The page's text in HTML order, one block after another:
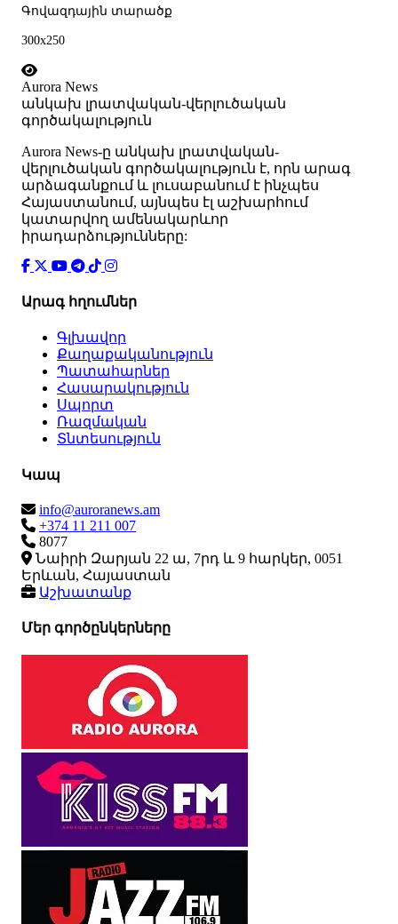
Գովազդային տարածք
300x250
Aurora News
անկախ լրատվական-վերլուծական
գործակալություն
Аurora News-ը անկախ լրատվական-
վերլուծական գործակալություն է, որն արագ
արձագանքում և լուսաբանում է ինչպես
Հայաստանում, այնպես էլ աշխարհում
կատարվող ամենակարևոր
իրադարձությունները:
Արագ հղումներ
Գլխավոր
Քաղաքականություն
Պատահարներ
Հասարակություն
Սպորտ
Ռազմական
Տնտեսություն
Կապ
info@auroranews.am
+374 11 211 007
8077
Նաիրի Զարյան 22 ա, 7րդ և 9 հարկեր, 0051
Երևան, Հայաստան
Աշխատանք
Մեր գործընկերները